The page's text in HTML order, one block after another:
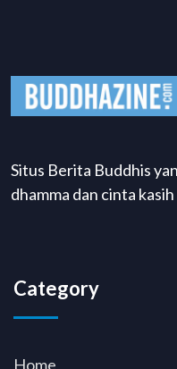
Situs Berita Buddhis
dhamma dan cinta kasih
Category
Home